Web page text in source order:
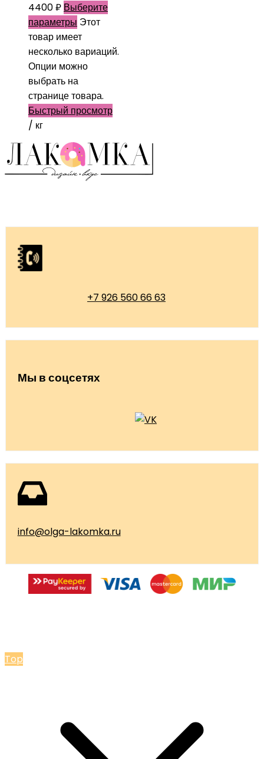
4400₽ Выберите
параметры Этот
товар имеет
несколько вариаций.
Опции можно
выбрать на
странице товара.
Быстрый просмотр
/ кг
+7 926 560 66 63
Мы в соцсетях
info@olga-lakomka.ru
Top